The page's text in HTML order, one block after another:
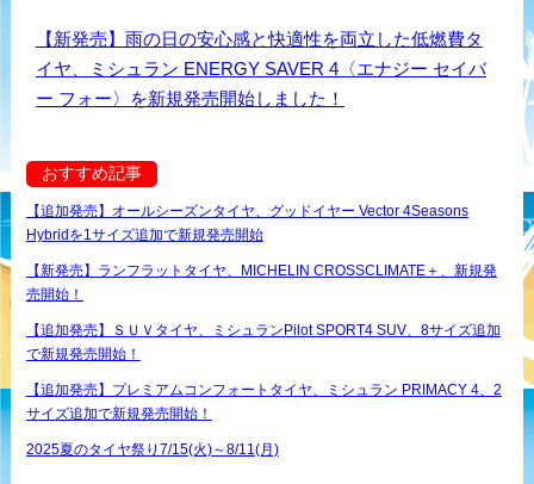
【新発売】雨の日の安心感と快適性を両立した低燃費タ
イヤ、ミシュラン ENERGY SAVER 4〈エナジー セイバ
ー フォー〉を新規発売開始しました！
おすすめ記事
【追加発売】オールシーズンタイヤ、グッドイヤー Vector 4Seasons
Hybridを1サイズ追加で新規発売開始
【新発売】ランフラットタイヤ、MICHELIN CROSSCLIMATE＋、新規発
売開始！
【追加発売】ＳＵＶタイヤ、ミシュランPilot SPORT4 SUV、8サイズ追加
で新規発売開始！
【追加発売】プレミアムコンフォートタイヤ、ミシュラン PRIMACY 4、2
サイズ追加で新規発売開始！
2025夏のタイヤ祭り7/15(火)～8/11(月)